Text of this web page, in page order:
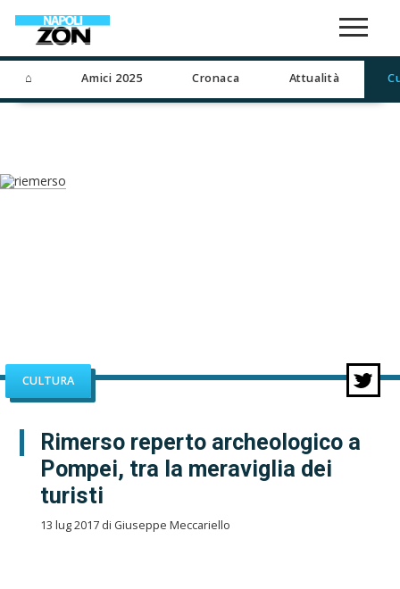
⌂ Amici 2025 Cronaca Attualità
CULTURA
Rimerso reperto archeologico a
Pompei, tra la meraviglia dei
turisti
13 lug 2017 di Giuseppe Meccariello